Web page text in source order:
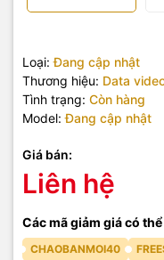
Loại: Đang cập nhật
Thương hiệu: Data
Tình trạng: Còn hàng
Model: Đang cập nhật
Giá bán:
Liên hệ
Các mã giảm giá có
CHAOBANMOI40